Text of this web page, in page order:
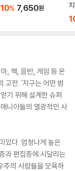
10% 7,650원
, 책, 음반, 게임 등 온
고전. '지구는 어떤 범
기 위해 설계한 슈퍼
니아들의 열광적인 사
있다. 엄청나게 높은
과 편집증에 시달리는
주의 사람들을 모욕하